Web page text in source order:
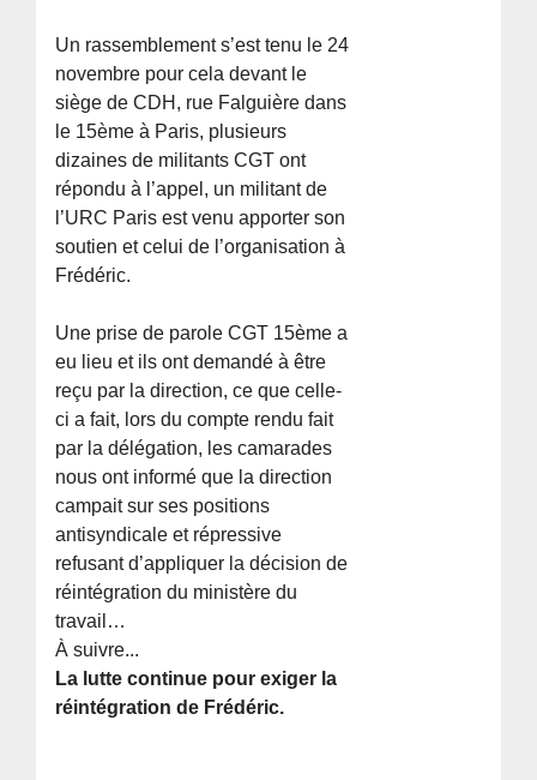
Un rassemblement s’est tenu le 24
novembre pour cela devant le
siège de CDH, rue Falguière dans
le 15ème à Paris, plusieurs
dizaines de militants CGT ont
répondu à l’appel, un militant de
l’URC Paris est venu apporter son
soutien et celui de l’organisation à
Frédéric.
Une prise de parole CGT 15ème a
eu lieu et ils ont demandé à être
reçu par la direction, ce que celle-
ci a fait, lors du compte rendu fait
par la délégation, les camarades
nous ont informé que la direction
campait sur ses positions
antisyndicale et répressive
refusant d’appliquer la décision de
réintégration du ministère du
travail…
À suivre...
La lutte continue pour exiger la
réintégration de Frédéric.